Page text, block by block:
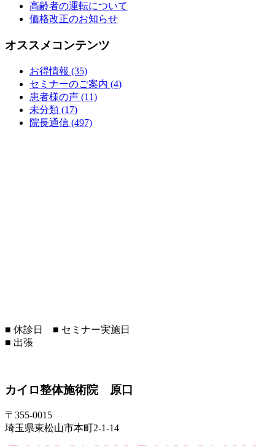
高齢者の運転について
価格改正のお知らせ
オススメコンテンツ
お得情報 (35)
セミナーのご案内 (4)
患者様の声 (11)
未分類 (17)
院長通信 (497)
■ 休診日 ■ セミナー実施日
■ 出張
カイロ整体施術院 原口
〒355-0015
埼玉県東松山市本町2-1-14